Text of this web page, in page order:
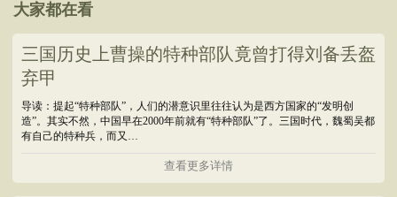
大家都在看
三国历史上曹操的特种部队竟曾打得刘备丢盔
弃甲
导读：提起“特种部队”，人们的潜意识里往往认为是西方国家的“发明创
造”。其实不然，中国早在2000年前就有“特种部队”了。三国时代，魏蜀吴都
有自己的特种兵，而又…
查看更多详情